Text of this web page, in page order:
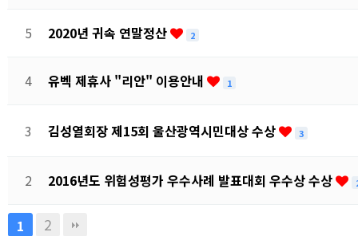
5 2020년 귀속 연말정산 2
4 유벡 제휴사 "리안" 이용안내 1
3 김성열회장 제15회 울산광역시민대상 수상 3
2 2016년도 위험성평가 우수사례 발표대회 우수상 수상
1 2